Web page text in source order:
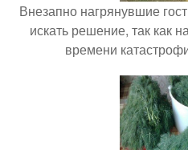
Внезапно нагрянувшие
искать решение, так как
времени